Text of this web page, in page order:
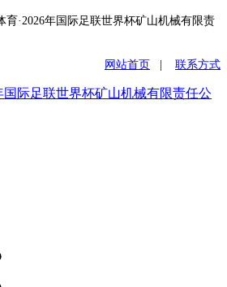
·2026年国际足联世界杯矿山机械有限责
网站首页 联系方式